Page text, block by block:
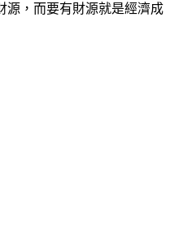
源，而要有財源就是經濟成